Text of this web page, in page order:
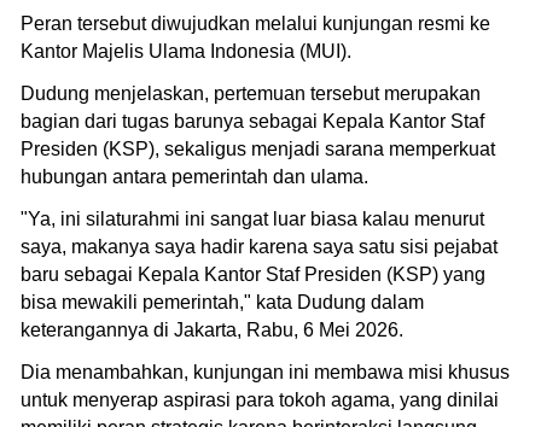
Peran tersebut diwujudkan melalui kunjungan resmi ke
Kantor Majelis Ulama Indonesia (MUI).
Dudung menjelaskan, pertemuan tersebut merupakan
bagian dari tugas barunya sebagai Kepala Kantor Staf
Presiden (KSP), sekaligus menjadi sarana memperkuat
hubungan antara pemerintah dan ulama.
"Ya, ini silaturahmi ini sangat luar biasa kalau menurut
saya, makanya saya hadir karena saya satu sisi pejabat
baru sebagai Kepala Kantor Staf Presiden (KSP) yang
bisa mewakili pemerintah," kata Dudung dalam
keterangannya di Jakarta, Rabu, 6 Mei 2026.
Dia menambahkan, kunjungan ini membawa misi khusus
untuk menyerap aspirasi para tokoh agama, yang dinilai